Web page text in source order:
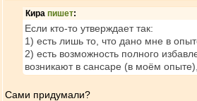
Кира пишет:
Если кто-то утверждает так:
1) есть лишь то, что дано мне в
2) есть возможность полного
возникают в сансаре (в моём
Сами придумали?